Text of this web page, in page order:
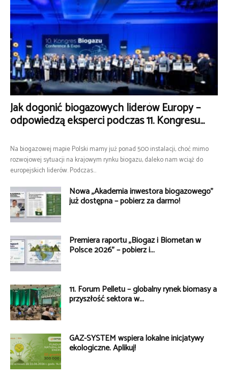
Jak dogonić biogazowych liderów Europy –
odpowiedzą eksperci podczas 11. Kongresu...
Na biogazowej mapie Polski mamy już ponad 500 instalacji, choć mimo
rozwojowej sytuacji na krajowym rynku biogazu, daleko nam wciąż do
europejskich liderów. Podczas...
Nowa „Akademia inwestora biogazowego”
już dostępna – pobierz za darmo!
Premiera raportu „Biogaz i Biometan w
Polsce 2026” – pobierz i...
11. Forum Pelletu – globalny rynek biomasy a
przyszłość sektora w...
GAZ-SYSTEM wspiera lokalne inicjatywy
ekologiczne. Aplikuj!